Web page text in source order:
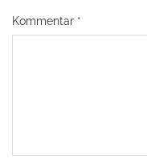
Kommentar *